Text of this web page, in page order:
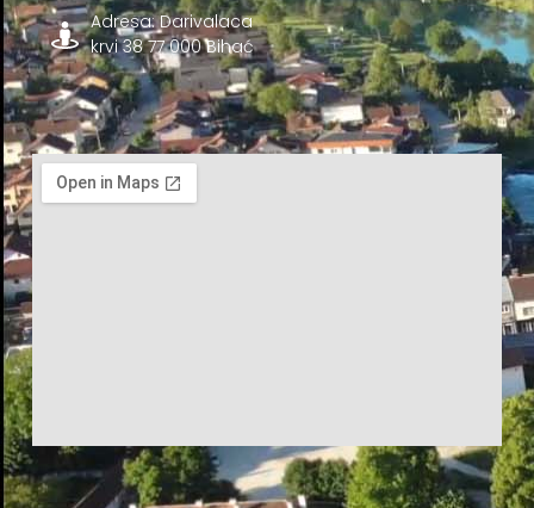
Adresa: Darivalaca
krvi 38 77 000 Bihać